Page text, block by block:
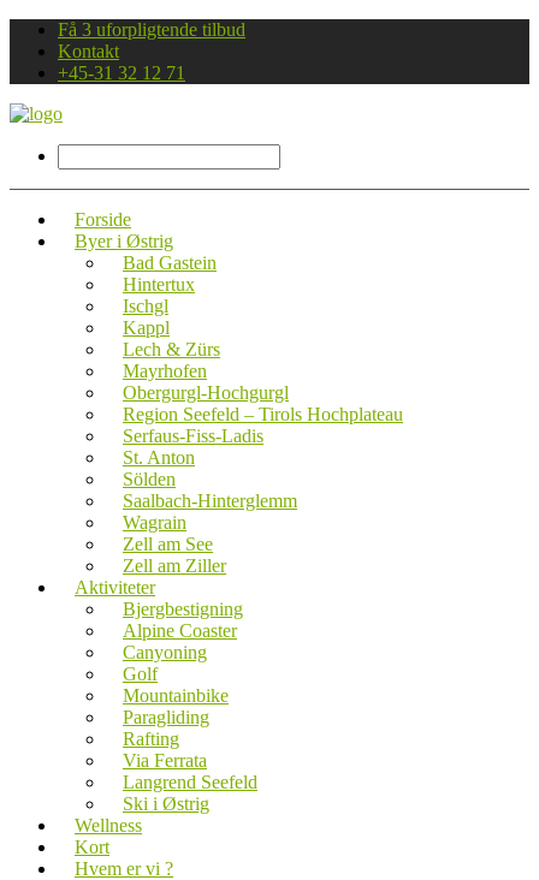
Få 3 uforpligtende tilbud
Kontakt
+45-31 32 12 71
Forside
Byer i Østrig
Bad Gastein
Hintertux
Ischgl
Kappl
Lech & Zürs
Mayrhofen
Obergurgl-Hochgurgl
Region Seefeld – Tirols Hochplateau
Serfaus-Fiss-Ladis
St. Anton
Sölden
Saalbach-Hinterglemm
Wagrain
Zell am See
Zell am Ziller
Aktiviteter
Bjergbestigning
Alpine Coaster
Canyoning
Golf
Mountainbike
Paragliding
Rafting
Via Ferrata
Langrend Seefeld
Ski i Østrig
Wellness
Kort
Hvem er vi ?